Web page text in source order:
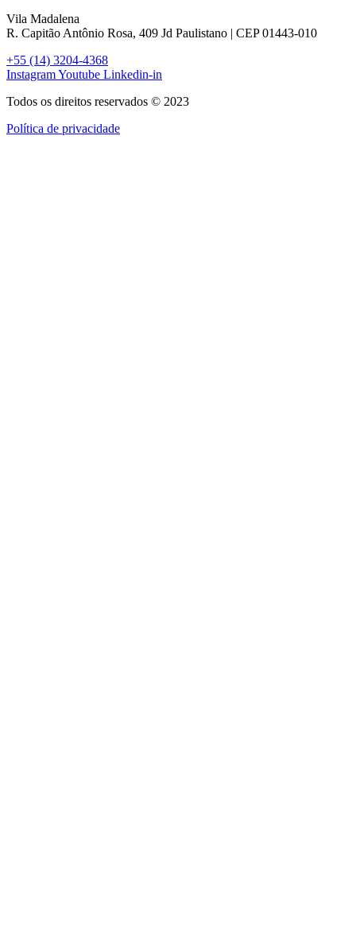
Vila Madalena
R. Capitão Antônio Rosa, 409 Jd Paulistano | CEP 01443-010
+55 (14) 3204-4368
InstagramYoutube Linkedin-in
Todos os direitos reservados © 2023
Política de privacidade